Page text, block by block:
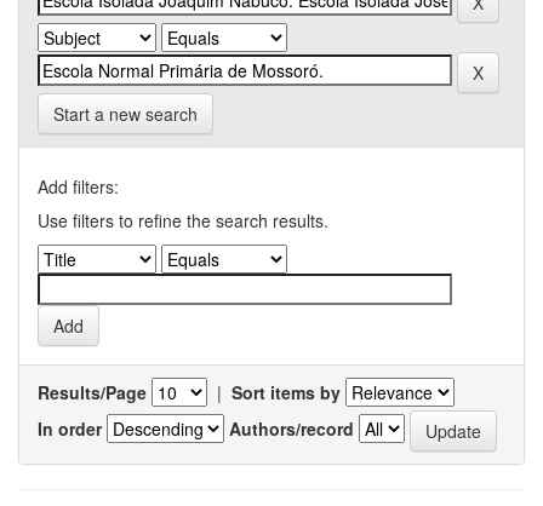
Start a new search
Add filters:
Use filters to refine the search results.
Results/Page | Sort items by
In order
Authors/record